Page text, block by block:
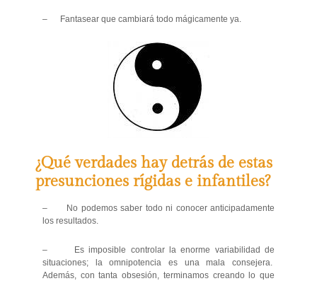
– Fantasear que cambiará todo mágicamente ya.
¿Qué verdades hay detrás de estas
presunciones rígidas e infantiles?
– No podemos saber todo ni conocer anticipadamente
los resultados.
– Es imposible controlar la enorme variabilidad de
situaciones; la omnipotencia es una mala consejera.
Además, con tanta obsesión, terminamos creando lo que